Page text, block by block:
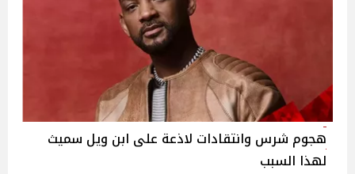
هجوم شرس وانتقادات لاذعة على ابن ويل سميث
لهذا السبب